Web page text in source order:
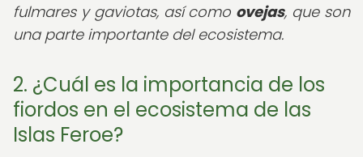
fulmares y gaviotas, así como ovejas, que son
una parte importante del ecosistema.
2. ¿Cuál es la importancia de los
fiordos en el ecosistema de las
Islas Feroe?